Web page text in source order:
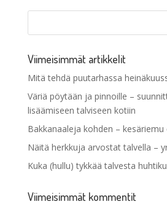
Viimeisimmät artikkelit
Mitä tehdä puutarhassa
Väriä pöytään ja pinnoille –
lisäämiseen talviseen kotiin
Bakkanaaleja kohden –
Näitä herkkuja arvostat talvella –
Kuka (hullu) tykkää talvesta
Viimeisimmät kommentit